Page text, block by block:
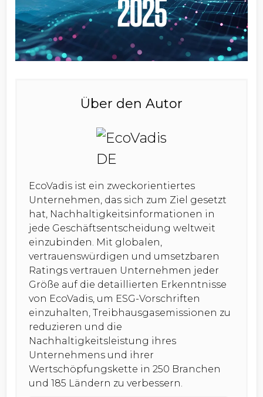
Über den Autor
EcoVadis ist ein zweckorientiertes
Unternehmen, das sich zum Ziel gesetzt
hat, Nachhaltigkeitsinformationen in
jede Geschäftsentscheidung weltweit
einzubinden. Mit globalen,
vertrauenswürdigen und umsetzbaren
Ratings vertrauen Unternehmen jeder
Größe auf die detaillierten Erkenntnisse
von EcoVadis, um ESG-Vorschriften
einzuhalten, Treibhausgasemissionen zu
reduzieren und die
Nachhaltigkeitsleistung ihres
Unternehmens und ihrer
Wertschöpfungskette in 250 Branchen
und 185 Ländern zu verbessern.